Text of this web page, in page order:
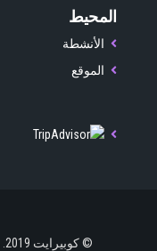
المحيط
الأنشطة
الموقع